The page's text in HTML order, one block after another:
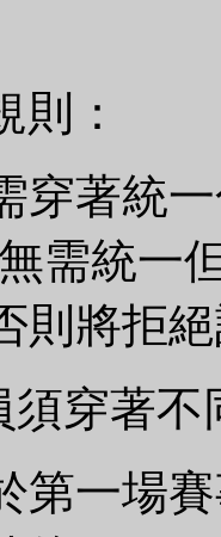
則：
穿著統
需統一
則將拒
須穿著不
第一場